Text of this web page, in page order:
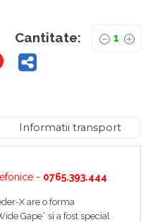
Cantitate:
Informatii transport
- 0765.393.444
X are o forma
Gape” si a fost special